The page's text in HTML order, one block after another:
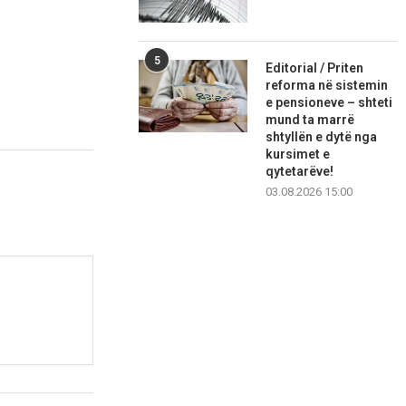
5
Editorial / Priten
reforma në sistemin
e pensioneve – shteti
mund ta marrë
shtyllën e dytë nga
kursimet e
qytetarëve!
03.08.2026 15:00